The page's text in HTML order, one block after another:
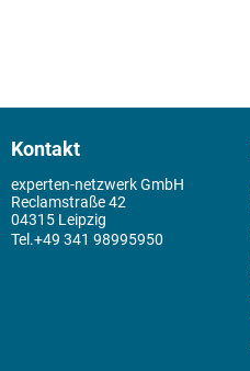
Kontakt
experten-netzwerk GmbH
Reclamstraße 42
04315 Leipzig
+49 341 98995950